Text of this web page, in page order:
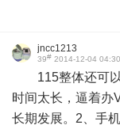
jncc1213
39# 2014-12-04 04:30
115整体还可
时间太长，逼着办
长期发展。2、手